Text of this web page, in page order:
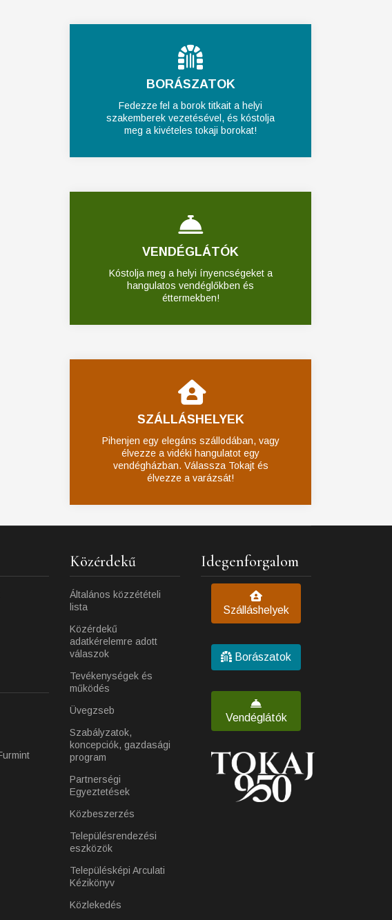
BORÁSZATOK
Fedezze fel a borok titkait a helyi
szakemberek vezetésével, és kóstolja
meg a kivételes tokaji borokat!
VENDÉGLÁTÓK
Kóstolja meg a helyi ínyencségeket a
hangulatos vendéglőkben és
éttermekben!
SZÁLLÁSHELYEK
Pihenjen egy elegáns szállodában, vagy
élvezze a vidéki hangulatot egy
vendégházban. Válassza Tokajt és
élvezze a varázsát!
Közérdekű
Általános közzétételi
lista
Közérdekű
adatkérelemre adott
válaszok
Tevékenységek és
működés
Üvegzseb
Szabályzatok,
koncepciók, gazdasági
program
Partnerségi
Egyeztetések
Közbeszerzés
Településrendezési
eszközök
Településképi Arculati
Kézikönyv
Közlekedés
Idegenforgalom
Szálláshelyek
Borászatok
Vendéglátók